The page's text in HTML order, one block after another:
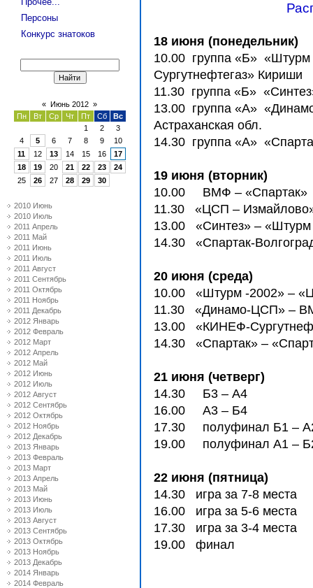
Персоны
Конкурс знатоков
« Июнь 2012 »
Пн
Вт Ср Чт Пт Сб
Вс
1
2
3
4
5 6 7 8 9
10
11
12 13 14 15 16
17
18
19 20 21 22 23
24
25
26 27 28 29 30
2010 Июнь
2010 Июль
2011 Апрель
2011 Май
2011 Июнь
2011 Июль
2011 Август
2011 Сентябрь
2011 Октябрь
2011 Ноябрь
2011 Декабрь
2012 Январь
2012 Февраль
2012 Март
2012 Апрель
2012 Май
2012 Июнь
2012 Июль
2012 Август
2012 Сентябрь
2012 Октябрь
2012 Ноябрь
2012 Декабрь
2013 Январь
2013 Февраль
2013 Март
2013 Апрель
2013 Май
2013 Июнь
2013 Июль
2013 Август
2013 Сентябрь
2013 Октябрь
2013 Ноябрь
2013 Декабрь
2014 Январь
2014 Февраль
18 июня (понедельник)
10.00 группа «Б»
Сургутнефтегаз» Кириши
11.30 группа «Б»
13.00 группа «А»
Астраханская обл.
14.30 группа «А»
19 июня (вторник)
10.00 ВМФ – «Спартак»
11.30 «ЦСП –
13.00 «Синтез» – «Штурм
14.30 «Спартак-
20 июня (среда)
10.00 «Штурм -2002» –
11.30 «Динамо-ЦСП» –
13.00 «КИНЕФ-
14.30 «Спартак» –
21 июня (четверг)
14.30 Б3 – А4
16.00 А3 – Б4
17.30 полуфинал Б1 –
19.00 полуфинал А1 –
22 июня (пятница)
14.30 игра за 7-8 места
16.00 игра за 5-6 места
17.30 игра за 3-4 места
19.00 финал